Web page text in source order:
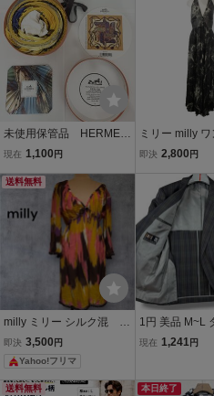
テージ(チマヨ
未使用保管品 HERMES
エルメス FESTIVAL フェ
スカーフ 総柄 シルク イエ
ロー マルチカラー
現在 1,100 円
ミリー milly ワ
絹 シルク 黒 ブ
ネック レザー
302 /AO3
ース
即決 2,800 円
送料無料
milly ミリー シルク混 総
柄 Vネック ワンピース
ワンピース ポンポン
即決 3,500 円
Yahoo!フリマ
1円 美品 M~L
AKS テーラー
日本製 メンズ
現在 1,241円
送料無料 本日終了